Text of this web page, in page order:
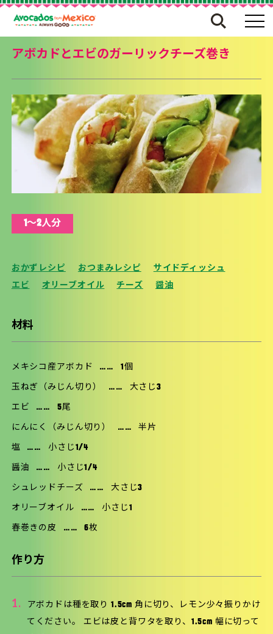
アボカドとエビのガーリックチーズ巻き
1〜2人分
おかずレシピ おつまみレシピ
サイドディッシュ
エビ
オリーブオイル チーズ 醤油
材料
メキシコ産アボカド …… 1個
玉ねぎ（みじん切り） …… 大さじ3
エビ …… 5尾
にんにく（みじん切り） …… 半片
塩 …… 小さじ1/4
醤油 …… 小さじ1/4
シュレッドチーズ …… 大さじ3
オリーブオイル …… 小さじ1
春巻きの皮 …… 6枚
作り方
1.
アボカドは種を取り 1.5cm 角に切り、レモン少々振りかけ
てください。 エビは皮と背ワタを取り、1.5cm 幅に切って